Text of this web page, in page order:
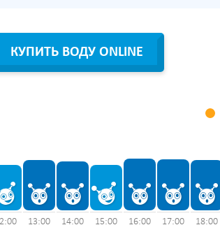
КУПИТЬ ВОДУ ONLINE
13:00 14:00 15:00 16:00 17:00 18:00